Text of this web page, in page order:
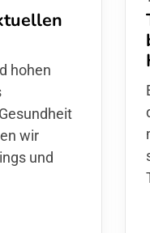
hohen
wir
und